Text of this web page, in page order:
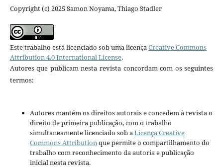
Copyright (c) 2025 Samon Noyama, Thiago Stadler
Este trabalho está licenciado sob uma licençaCreative Commons
Attribution 4.0 International License.
Autores que publicam nesta revista concordam com os seguintes
termos:
Autores mantém os direitos autorais e concedem à revista o
direito de primeira publicação, com o trabalho
simultaneamente licenciado sob aLicença Creative
Commons Attributionque permite o compartilhamento do
trabalho com reconhecimento da autoria e publicação
inicial nesta revista.